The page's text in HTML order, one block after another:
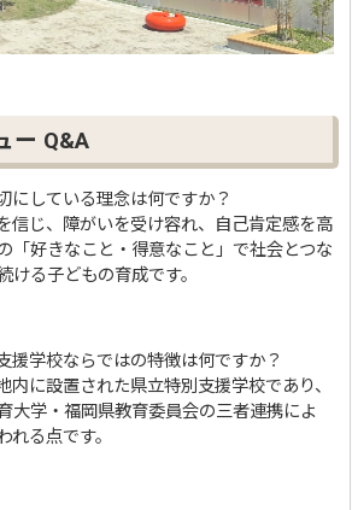
ー Q&A
にしている理念は何ですか？
信じ、障がいを受け容れ、自己肯定感を高
「好きなこと・得意なこと」で社会とつな
ける子どもの育成です。
援学校ならではの特徴は何ですか？
内に設置された県立特別支援学校であり、
大学・福岡県教育委員会の三者連携によ
れる点です。